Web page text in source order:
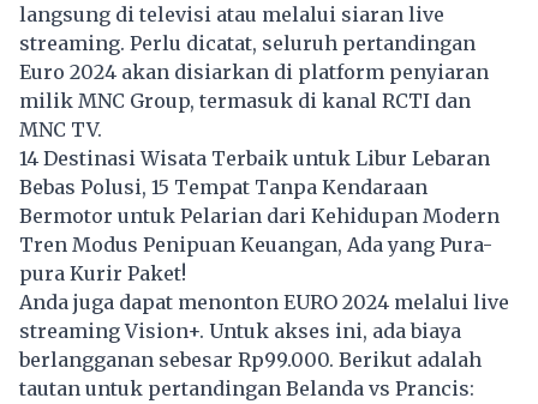
langsung di televisi atau melalui siaran live
streaming. Perlu dicatat, seluruh pertandingan
Euro 2024 akan disiarkan di platform penyiaran
milik MNC Group, termasuk di kanal RCTI dan
MNC TV.
14 Destinasi Wisata Terbaik untuk Libur Lebaran
Bebas Polusi, 15 Tempat Tanpa Kendaraan
Bermotor untuk Pelarian dari Kehidupan Modern
Tren Modus Penipuan Keuangan, Ada yang Pura-
pura Kurir Paket!
Anda juga dapat menonton EURO 2024 melalui live
streaming Vision+. Untuk akses ini, ada biaya
berlangganan sebesar Rp99.000. Berikut adalah
tautan untuk pertandingan Belanda vs Prancis: